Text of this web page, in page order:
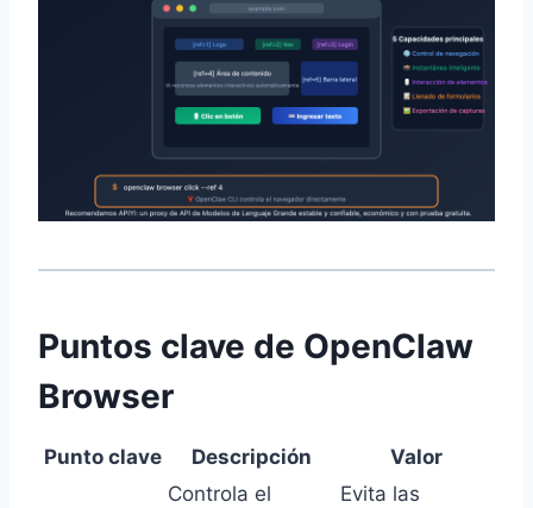
Puntos clave de OpenClaw
Browser
Punto clave Descripción Valor
Controla el
Evita las